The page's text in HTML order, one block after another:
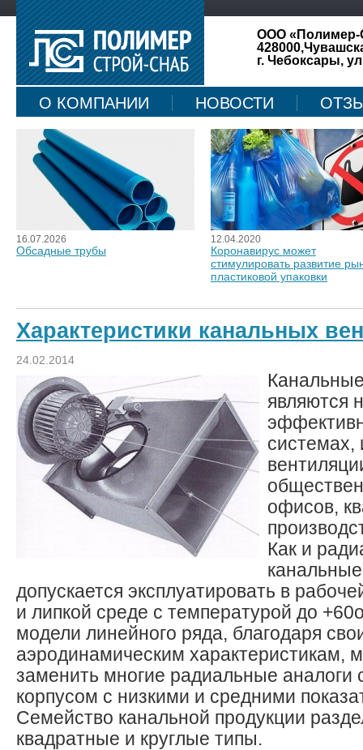
ООО «Полимер-
г. Чебоксары,
О КОМПАНИИ НОВОСТИ
КАРТА САЙТА
16.07.2026
Обсадные трубы
12.04.2020
Коронавирус может
стимулировать развитие
пластиковой упаковки
Характеристики канальных
24.02.2014
являются
системах,
офисов,
Как и
допускается эксплуатировать в
и липкой среде с температурой до
модели линейного ряда, благодаря
аэродинамическим характеристикам,
заменить многие радиальные аналоги
корпусом с низкими и средними
Семейство канальной продукции
квадратные и круглые типы.